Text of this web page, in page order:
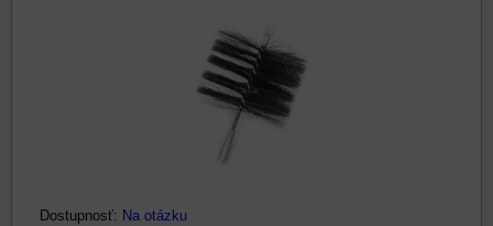
Dostupnosť: Na otázku